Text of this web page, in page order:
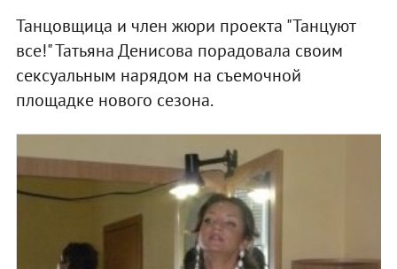
Танцовщица и член жюри проекта "Танцуют
все!" Татьяна Денисова порадовала своим
сексуальным нарядом на съемочной
площадке нового сезона.